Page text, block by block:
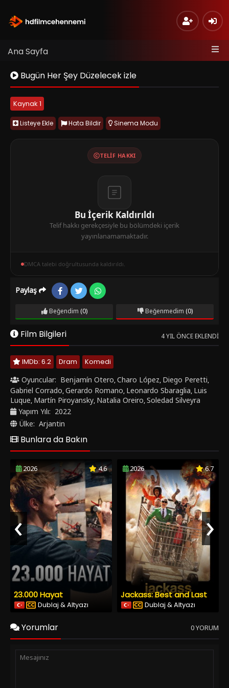
Ana Sayfa
Bugün Her Şey Düzelecek izle
Kaynak 1
Listeye Ekle Hata Bildir Sinema Modu
TELIF HAKKI
Bu İçerik Kaldırıldı
Telif hakkı gerekçesiyle bu bölümdeki içerik
yayınlanamamaktadır.
DMCA talebi doğrultusunda kaldırıldı.
Paylaş
Beğendim (0) Beğenmedim (0)
Film Bilgileri 4 YIL ÖNCE EKLENDI
IMDb: 6.2 Dram
Komedi
Oyuncular: Benjamín Otero,Charo López, Diego Peretti,
Gabriel Corrado,Gerardo Romano, Leonardo Sbaraglia, Luis
Luque, Martín Piroyansky, Natalia Oreiro,Soledad Silveyra
Yapım Yılı: 2022
Ülke: Arjantin
Bunlara da Bakın
2026 4.6
23.000 Hayat
Dublaj & Altyazı
2026 6.7
Jackass: Best and Last
Dublaj & Altyazı
‹ ›
Yorumlar 0 YORUM